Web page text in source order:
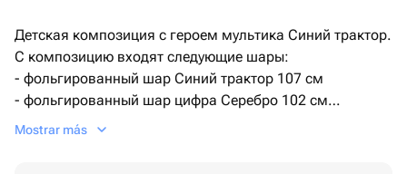
Детская композиция с героем мультика Синий трактор.
С композицию входят следующие шары:
- фольгированный шар Синий трактор 107 см
- фольгированный шар цифра Серебро 102 см
- фонтан из 7 латексных шаров (цвета могут быть
Mostrar más